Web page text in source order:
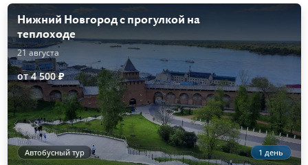
Нижний Новгород с прогулкой на
теплоходе
21 августа
от 4 500 ₽
Автобусный тур 1 день